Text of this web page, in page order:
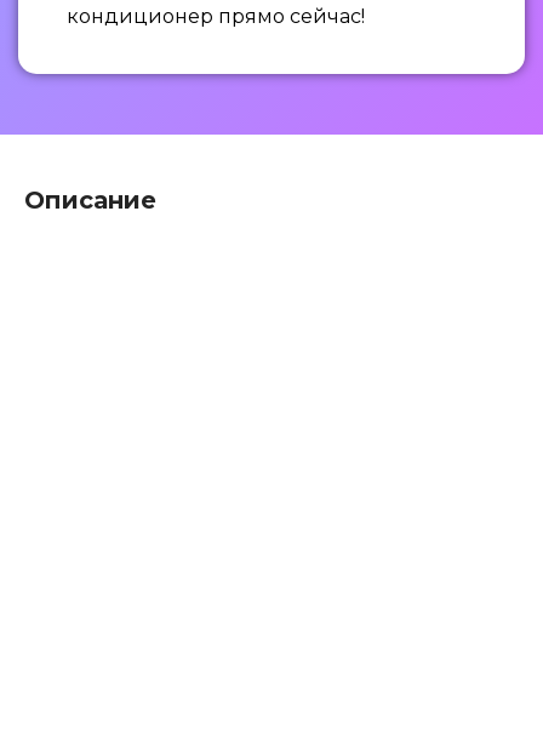
кондиционер прямо сейчас!
Описание